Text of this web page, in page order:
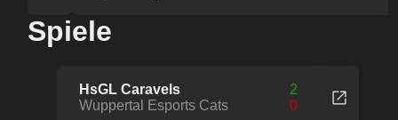
Spiele
HsGL Caravels
2
Wuppertal Esports Cats
0